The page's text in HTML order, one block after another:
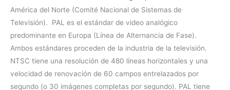
América del Norte (Comité Nacional de Sistemas de
Televisión). PAL es el estándar de video analógico
predominante en Europa (Línea de Alternancia de Fase).
Ambos estándares proceden de la industria de la televisión.
NTSC tiene una resolución de 480 líneas horizontales y una
velocidad de renovación de 60 campos entrelazados por
segundo (o 30 imágenes completas por segundo). PAL tiene